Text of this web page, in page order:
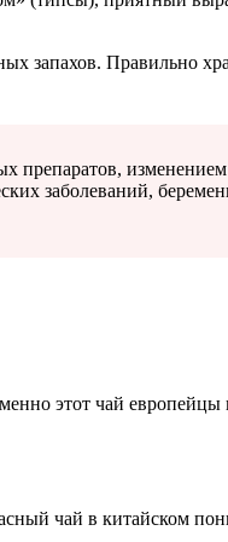
запахов. Правильно
препаратов,
заболеваний,
этот чай
чай в китайском